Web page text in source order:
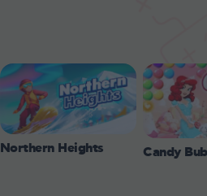
Northern Heights Candy